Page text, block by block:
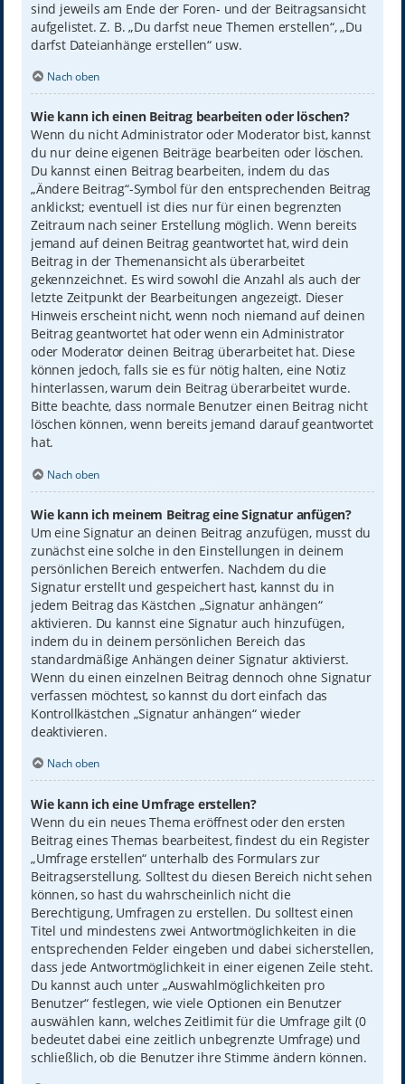
sind jeweils am Ende der Foren- und der Beitragsansicht
aufgelistet. Z. B. „Du darfst neue Themen erstellen“, „Du
darfst Dateianhänge erstellen“ usw.
Nach oben
Wie kann ich einen Beitrag bearbeiten oder löschen?
Wenn du nicht Administrator oder Moderator bist, kannst
du nur deine eigenen Beiträge bearbeiten oder löschen.
Du kannst einen Beitrag bearbeiten, indem du das
„Ändere Beitrag“-Symbol für den entsprechenden Beitrag
anklickst; eventuell ist dies nur für einen begrenzten
Zeitraum nach seiner Erstellung möglich. Wenn bereits
jemand auf deinen Beitrag geantwortet hat, wird dein
Beitrag in der Themenansicht als überarbeitet
gekennzeichnet. Es wird sowohl die Anzahl als auch der
letzte Zeitpunkt der Bearbeitungen angezeigt. Dieser
Hinweis erscheint nicht, wenn noch niemand auf deinen
Beitrag geantwortet hat oder wenn ein Administrator
oder Moderator deinen Beitrag überarbeitet hat. Diese
können jedoch, falls sie es für nötig halten, eine Notiz
hinterlassen, warum dein Beitrag überarbeitet wurde.
Bitte beachte, dass normale Benutzer einen Beitrag nicht
löschen können, wenn bereits jemand darauf geantwortet
hat.
Nach oben
Wie kann ich meinem Beitrag eine Signatur anfügen?
Um eine Signatur an deinen Beitrag anzufügen, musst du
zunächst eine solche in den Einstellungen in deinem
persönlichen Bereich entwerfen. Nachdem du die
Signatur erstellt und gespeichert hast, kannst du in
jedem Beitrag das Kästchen „Signatur anhängen“
aktivieren. Du kannst eine Signatur auch hinzufügen,
indem du in deinem persönlichen Bereich das
standardmäßige Anhängen deiner Signatur aktivierst.
Wenn du einen einzelnen Beitrag dennoch ohne Signatur
verfassen möchtest, so kannst du dort einfach das
Kontrollkästchen „Signatur anhängen“ wieder
deaktivieren.
Nach oben
Wie kann ich eine Umfrage erstellen?
Wenn du ein neues Thema eröffnest oder den ersten
Beitrag eines Themas bearbeitest, findest du ein Register
„Umfrage erstellen“ unterhalb des Formulars zur
Beitragserstellung. Solltest du diesen Bereich nicht sehen
können, so hast du wahrscheinlich nicht die
Berechtigung, Umfragen zu erstellen. Du solltest einen
Titel und mindestens zwei Antwortmöglichkeiten in die
entsprechenden Felder eingeben und dabei sicherstellen,
dass jede Antwortmöglichkeit in einer eigenen Zeile steht.
Du kannst auch unter „Auswahlmöglichkeiten pro
Benutzer“ festlegen, wie viele Optionen ein Benutzer
auswählen kann, welches Zeitlimit für die Umfrage gilt (0
bedeutet dabei eine zeitlich unbegrenzte Umfrage) und
schließlich, ob die Benutzer ihre Stimme ändern können.